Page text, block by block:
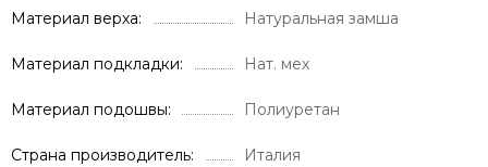
Материал верха Натуральная замша
Материал подкладки Нат. мех
Материал подошвы Полиуретан
Страна производитель Италия